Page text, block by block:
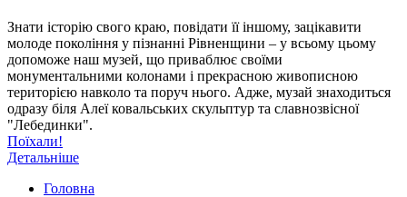
Знати історію свого краю, повідати її іншому, зацікавити
молоде покоління у пізнанні Рівненщини – у всьому цьому
допоможе наш музей, що приваблює своїми
монументальними колонами і прекрасною живописною
територією навколо та поруч нього. Адже, музай знаходиться
одразу біля Алеї ковальських скульптур та славнозвісної
"Лебединки".
Поїхали!
Детальніше
Головна